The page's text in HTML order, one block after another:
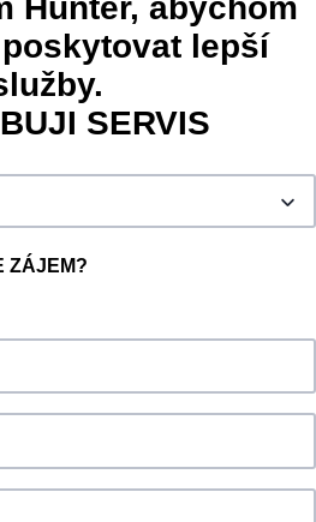
Hunter, abychom
lepší
SERVIS
ZÁJEM?